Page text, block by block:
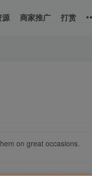
源 商家推广 打赏
on great occasions.